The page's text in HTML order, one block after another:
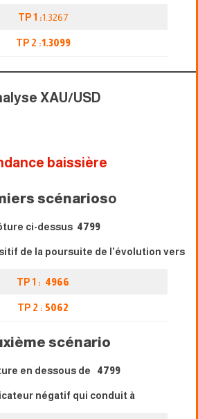
TP 1 :1.3267
TP 2 :1.3099
XAU/USD
baissière
scénarioso
ci-dessus 4799
de la poursuite de l'évolution vers
TP 1 : 4966
TP 2 : 5062
scénario
en dessous de 4799
négatif qui conduit à